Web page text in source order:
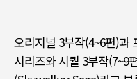
오리지널 3부작(4~6편)과
시리즈와 시퀄 3부작(7~9